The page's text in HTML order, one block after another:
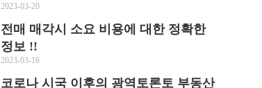
2023-03-20
전매 매각시 소요 비용에 대한 정확한
정보 !!
2023-03-16
코로나 시국 이후의 광역토론토 부동산